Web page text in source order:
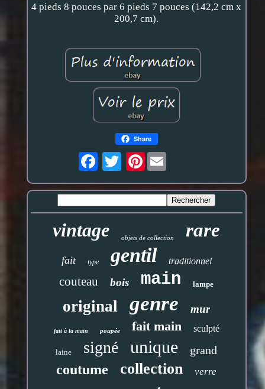
4 pieds 8 pouces par 6 pieds 7 pouces (142,2 cm x
200,7 cm).
Share
Pinterest
vintage objets de collection rare
fait type gentil traditionnel
couteau bois main lampe
original genre mur
fait à la main poupée fait main sculpté
laine signé unique grand
coutume collection verre